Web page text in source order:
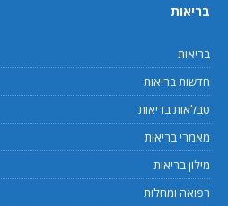
בריאות
בריאות
חדשות בריאות
טבלאות בריאות
מאמרי בריאות
מילון בריאות
רפואה ומחלות